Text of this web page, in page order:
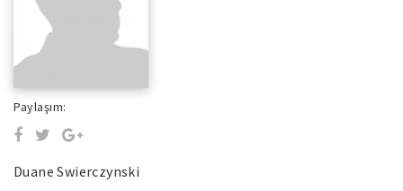
Paylaşım:
Duane Swierczynski